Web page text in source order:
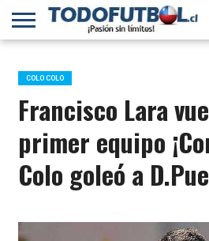
PRIMERA
B
SELECCIÓN
CHILENA
CHILENOS
EN EL
MUNDO
FÚTBOL
INTERNACIONAL
COLO COLO
Francisco Lara
primer equipo
Colo goleó a